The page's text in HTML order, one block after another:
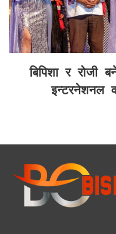
बिपिशा र रोजी
इन्टरनेशनल